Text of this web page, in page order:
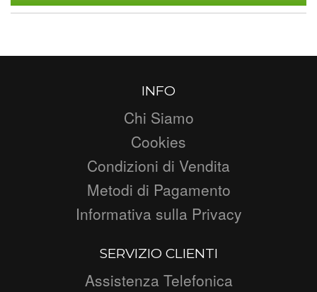
INFO
Chi Siamo
Cookies
Condizioni di Vendita
Metodi di Pagamento
Informativa sulla Privacy
SERVIZIO CLIENTI
Assistenza Telefonica